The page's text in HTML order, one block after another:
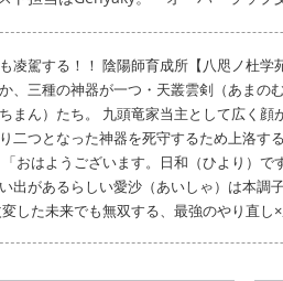
凌駕する！！ 陰陽師育成所【八咫ノ杜
、三種の神器が一つ・天叢雲剣（あまの
まん）たち。 九頭竜家当主として広く
二つとなった神器を死守するため上洛
おはようございます。日和（ひより）で
い出があるらしい愛沙（あいしゃ）は本
した未来でも無双する、最強のやり直し